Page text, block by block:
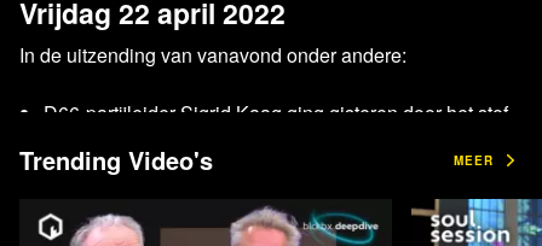
Vrijdag 22 april 2022
In de uitzending van vanavond onder andere:
D66-partijleider Sigrid Kaag ging gisteren door het stof
tijdens een opzienbarende persconferentie waarbij
grensoverschrijdend gedrag binnen de partij centraal
stond. Wij geven een update.
Trending Video's MEER